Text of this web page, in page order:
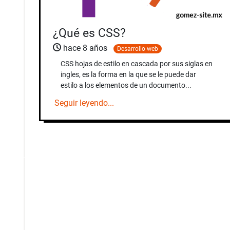
¿Qué es CSS?
hace 8 años Desarrollo web
CSS hojas de estilo en cascada por sus siglas en
ingles, es la forma en la que se le puede dar
estilo a los elementos de un documento...
Seguir leyendo...